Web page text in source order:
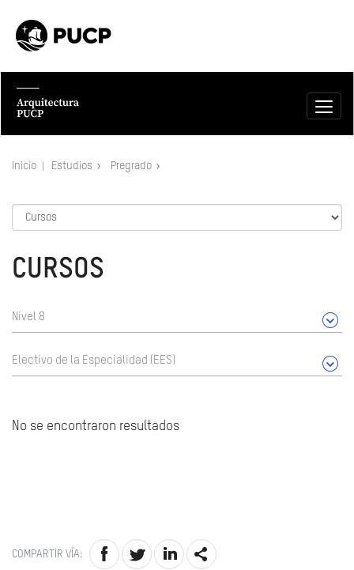
Inicio Estudios Pregrado
CURSOS
Nivel 8
Electivo de la Especialidad (EES)
No se encontraron resultados
COMPARTIR VÍA: